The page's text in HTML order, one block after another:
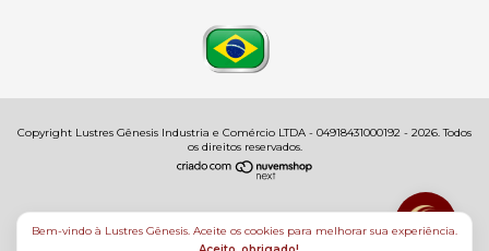
Bem-vindo à Lustres Gênesis. Aceite os cookies para melhorar sua experiência.
Copyright Lustres Gênesis Industria e Comércio LTDA - 04918431000192 - 2026. Todos
os direitos reservados.